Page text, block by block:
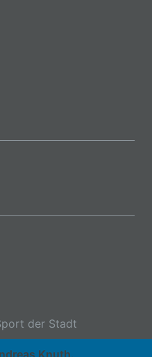
der Stadt
Knuth.